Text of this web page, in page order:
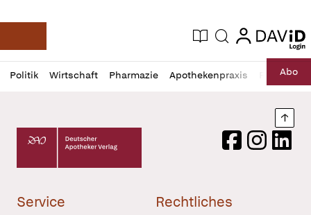
Deutsche Apotheker Zeitung
Aktuelle Ausgabe
Suche login
login
Politik Wirtschaft Pharmazie Apothekenpraxis RechtAbo
Profil
öffnen
Daz
Pur
Deutscher Apotheker Verlag Logo
FacebookInstagram
Service Rechtliches